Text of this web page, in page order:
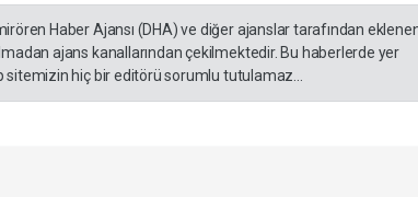
Haber Ajansı (DHA) ve diğer ajanslar tarafından
ajans kanallarından çekilmektedir. Bu haberlerde yer
hiç bir editörü sorumlu tutulamaz...